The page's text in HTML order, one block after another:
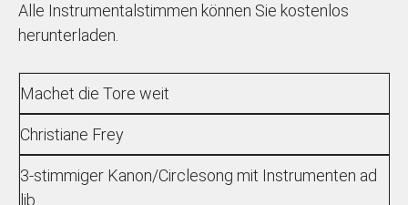
Alle Instrumentalstimmen können Sie kostenlos
herunterladen.
Machet die Tore weit
Christiane Frey
3-stimmiger Kanon/Circlesong mit Instrumenten ad
lib